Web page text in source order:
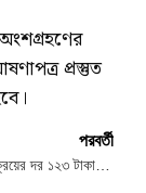
প্রস্তুত
পরবর্তী
রেমিট্যান্সের ডলার ক্রয়ের দর ১২৩ টাকা বেঁধে দিলো বাংলাদেশ ব্যাংক